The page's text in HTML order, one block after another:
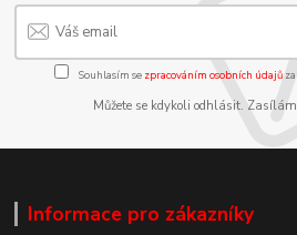
Souhlasím se zpracováním osobních údajůza
Můžete se kdykoli odhlásit.
Informace pro zákazníky